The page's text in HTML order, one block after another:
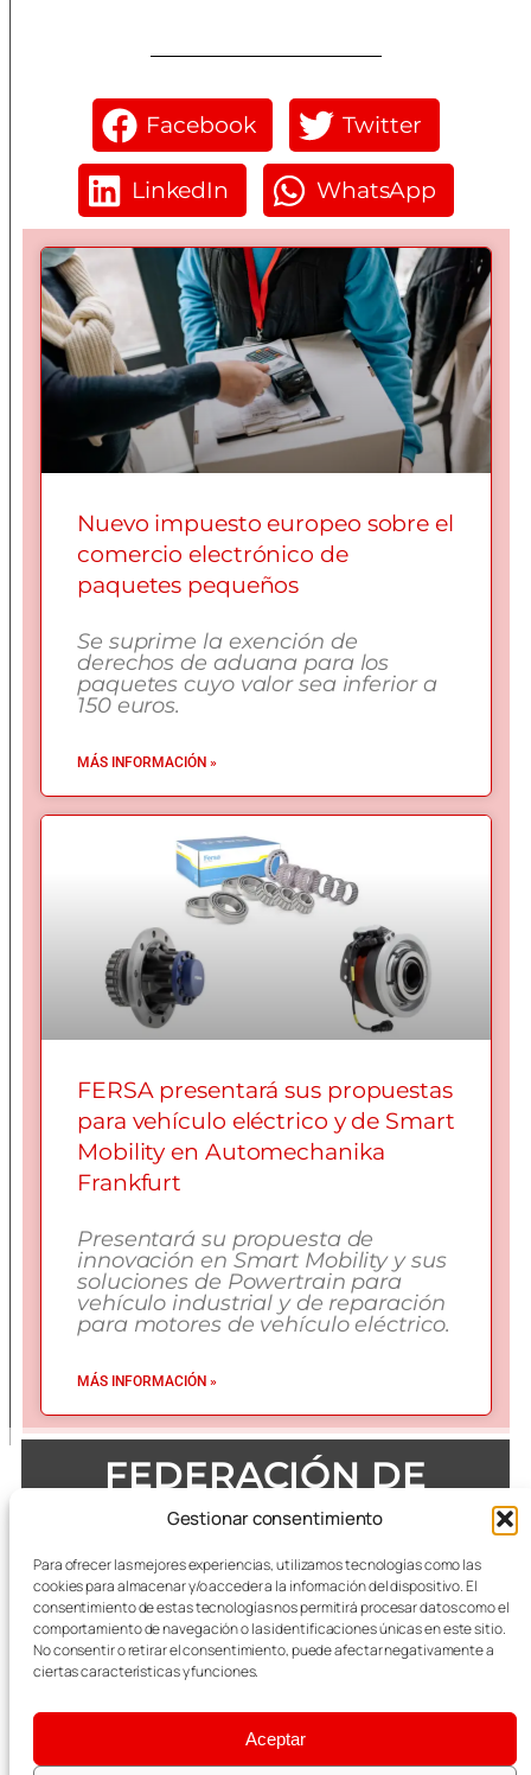
Gestionar consentimiento
Para ofrecer las mejores experiencias, utilizamos tecnologías como las
cookies para almacenar y/o acceder a la información del dispositivo. El
consentimiento de estas tecnologías nos permitirá procesar datos como el
comportamiento de navegación o las identificaciones únicas en este sitio.
No consentir o retirar el consentimiento, puede afectar negativamente a
ciertas características y funciones.
Aceptar
Facebook Twitter
LinkedIn WhatsApp
Nuevo impuesto europeo sobre el
comercio electrónico de
paquetes pequeños
Se suprime la exención de
derechos de aduana para los
paquetes cuyo valor sea inferior a
150 euros.
MÁS INFORMACIÓN »
FERSA presentará sus propuestas
para vehículo eléctrico y de Smart
Mobility en Automechanika
Frankfurt
Presentará su propuesta de
innovación en Smart Mobility y sus
soluciones de Powertrain para
vehículo industrial y de reparación
para motores de vehículo eléctrico.
MÁS INFORMACIÓN »
FEDERACIÓN DE
EMPRESAS DEL METAL
DE ZARAGOZA
Todas las referencias terminológicas de género que se
mencionan a lo largo de las publicaciones, se considerarán
alusivas al masculino y femenino indistintamente.
Política Integrada de Calidad y